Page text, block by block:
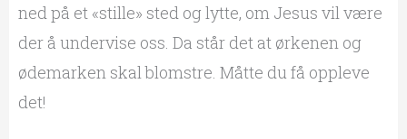
ned på et «stille» sted og lytte, om Jesus vil være
der å undervise oss. Da står det at ørkenen og
ødemarken skal blomstre. Måtte du få oppleve
det!